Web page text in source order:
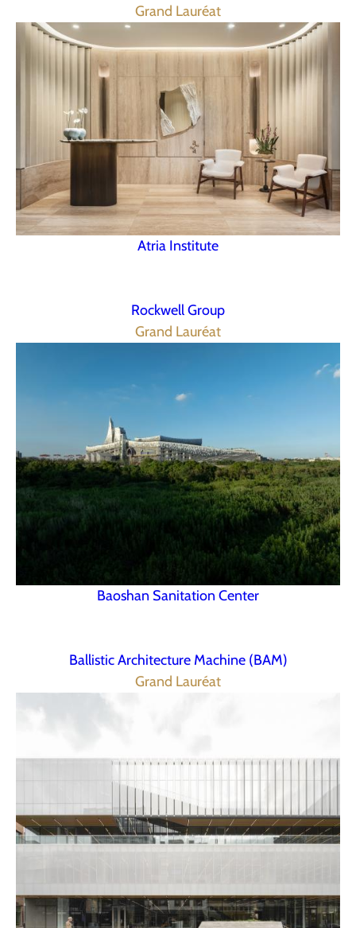
Grand Lauréat
Atria Institute
Rockwell Group
Grand Lauréat
Baoshan Sanitation Center
Ballistic Architecture Machine (BAM)
Grand Lauréat